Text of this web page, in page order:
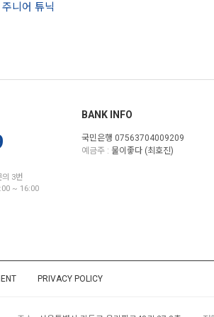
니어 튜닉
3번
~ 16:00
BANK INFO
국민은행 07563704009209
예금주 : 물이좋다 (최호진)
PRIVACY POLICY